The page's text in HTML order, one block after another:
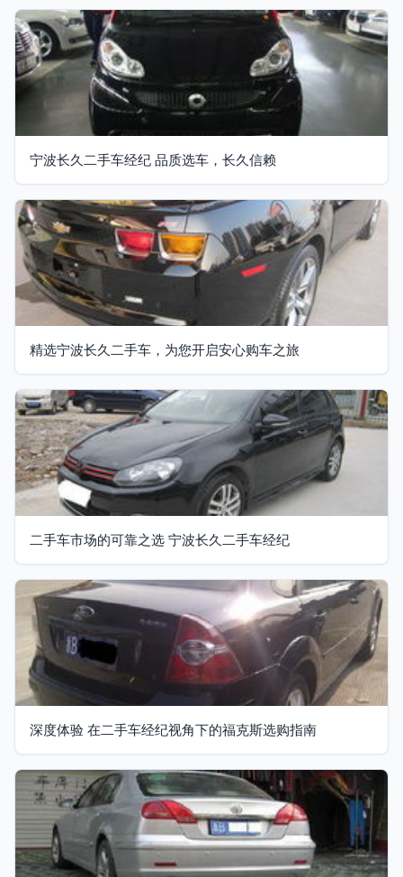
宁波长久二手车经纪 品质选车，长久信赖
精选宁波长久二手车，为您开启安心购车之旅
二手车市场的可靠之选 宁波长久二手车经纪
深度体验 在二手车经纪视角下的福克斯选购指南